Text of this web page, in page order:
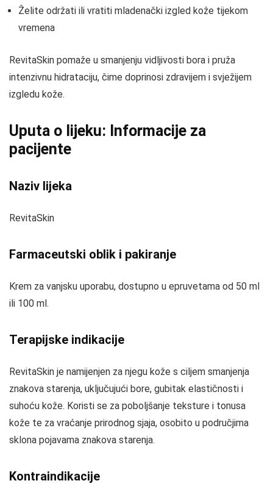
Želite održati ili vratiti mladenački izgled kože tijekom
vremena
RevitaSkin pomaže u smanjenju vidljivosti bora i pruža
intenzivnu hidrataciju, čime doprinosi zdravijem i svježijem
izgledu kože.
Uputa o lijeku: Informacije za
pacijente
Naziv lijeka
RevitaSkin
Farmaceutski oblik i pakiranje
Krem za vanjsku uporabu, dostupno u epruvetama od 50 ml
ili 100 ml.
Terapijske indikacije
RevitaSkin je namijenjen za njegu kože s ciljem smanjenja
znakova starenja, uključujući bore, gubitak elastičnosti i
suhoću kože. Koristi se za poboljšanje teksture i tonusa
kože te za vraćanje prirodnog sjaja, osobito u područjima
sklona pojavama znakova starenja.
Kontraindikacije